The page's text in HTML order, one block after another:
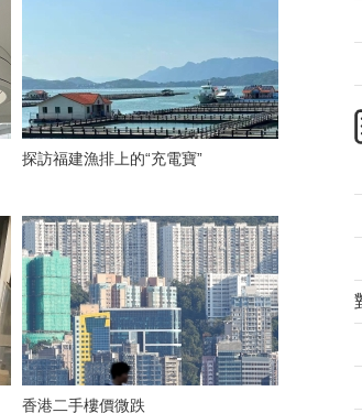
探訪福建漁排上的“充電寶”
香港二手樓價微跌